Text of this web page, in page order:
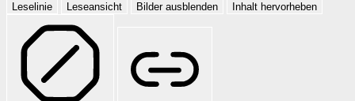
Leselinie Leseansicht Bilder ausblenden Inhalt hervorheben